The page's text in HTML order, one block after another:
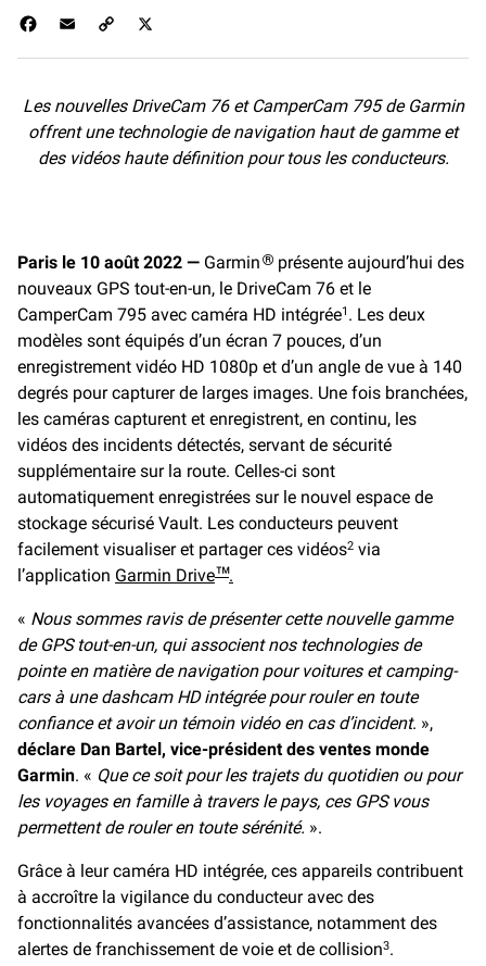
b
o
o
l
L
i
n
Les nouvelles DriveCam 76 et CamperCam 795 de Garmin
offrent une technologie de navigation haut de gamme et
des vidéos haute définition pour tous les conducteurs.
Paris le 10 août 2022 — Garmin ® présente aujourd’hui des
nouveaux GPS tout-en-un, le DriveCam 76 et le
CamperCam 795 avec caméra HD intégrée1 . Les deux
modèles sont équipés d’un écran 7 pouces, d’un
enregistrement vidéo HD 1080p et d’un angle de vue à 140
degrés pour capturer de larges images. Une fois branchées,
les caméras capturent et enregistrent, en continu, les
vidéos des incidents détectés, servant de sécurité
supplémentaire sur la route. Celles-ci sont
automatiquement enregistrées sur le nouvel espace de
stockage sécurisé Vault. Les conducteurs peuvent
facilement visualiser et partager ces vidéos2 via
l’application Garmin Drive™.
« Nous sommes ravis de présenter cette nouvelle gamme
de GPS tout-en-un, qui associent nos technologies de
pointe en matière de navigation pour voitures et camping-
cars à une dashcam HD intégrée pour rouler en toute
confiance et avoir un témoin vidéo en cas d’incident. »,
déclare Dan Bartel, vice-président des ventes monde
Garmin. « Que ce soit pour les trajets du quotidien ou pour
les voyages en famille à travers le pays, ces GPS vous
permettent de rouler en toute sérénité. ».
Grâce à leur caméra HD intégrée, ces appareils contribuent
à accroître la vigilance du conducteur avec des
fonctionnalités avancées d’assistance, notamment des
alertes de franchissement de voie et de collision3.